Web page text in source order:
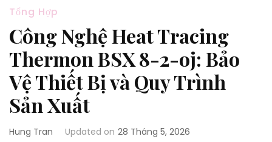
Tổng Hợp
Công Nghệ Heat Tracing
Thermon BSX 8-2-oj: Bảo
Vệ Thiết Bị và Quy Trình
Sản Xuất
Hung Tran Updated on 28 Tháng 5, 2026